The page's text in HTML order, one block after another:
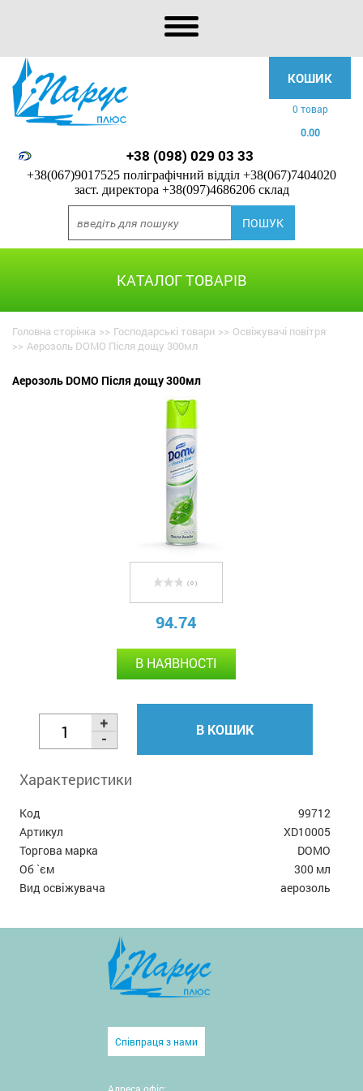
КОШИК
0 товар
0.00
+38 (098) 029 03 33
+38(067)9017525 поліграфічний відділ +38(067)7404020
заст. директора +38(097)4686206 склад
КАТАЛОГ ТОВАРІВ
Головна сторінка >> Господарські товари >> Освіжувачі повітря
>> Аерозоль DOMO Після дощу 300мл
Аерозоль DOMO Після дощу 300мл
( 0 )
94.74
В НАЯВНОСТІ
В КОШИК
Характеристики
Код
99712
Артикул
XD10005
Торгова марка
DOMO
Об `єм
300 мл
Вид освіжувача
аерозоль
Співпраця з нами